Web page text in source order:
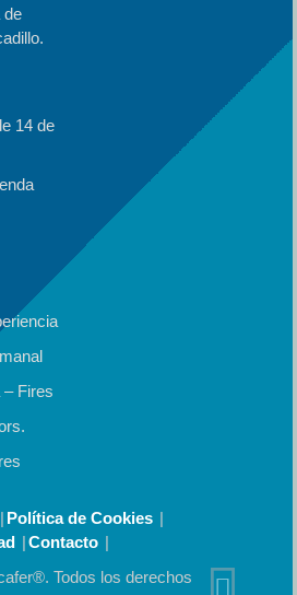
de
14 de
– Fires
Política de Cookies
Contacto
Todos los derechos